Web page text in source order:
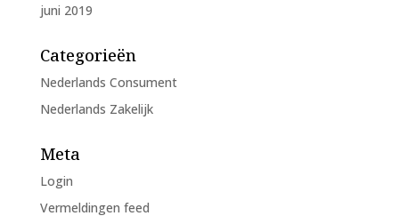
juni 2019
Categorieën
Nederlands Consument
Nederlands Zakelijk
Meta
Login
Vermeldingen feed